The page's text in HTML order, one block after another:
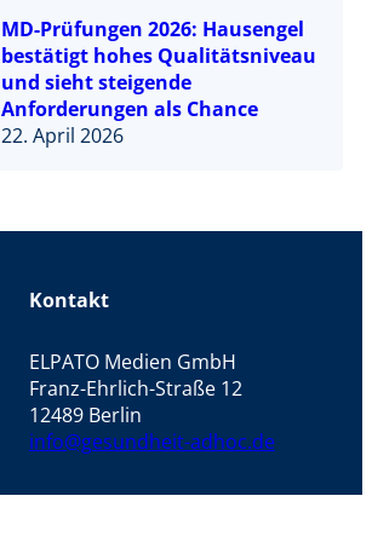
MD-Prüfungen 2026: Hausengel
bestätigt hohes Qualitätsniveau
und sieht steigende
Anforderungen als Chance
22. April 2026
Kontakt
ELPATO Medien GmbH
Franz-Ehrlich-Straße 12
12489 Berlin
info@gesundheit-adhoc.de